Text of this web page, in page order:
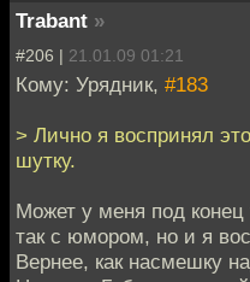
Trabant »
#206 | 21.01.09 01:21
Кому: Урядник, #183
> Лично я воспринял
шутку.
Может у меня под конец
так с юмором, но и я
Вернее, как насмешку